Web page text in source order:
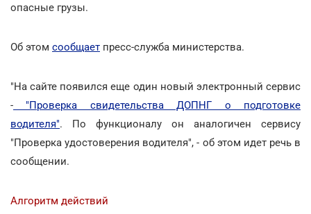
опасные грузы.
Об этом сообщает пресс-служба министерства.
"На сайте появился еще один новый электронный сервис
- "Проверка свидетельства ДОПНГ о подготовке
водителя". По функционалу он аналогичен сервису
"Проверка удостоверения водителя", - об этом идет речь в
сообщении.
Алгоритм действий